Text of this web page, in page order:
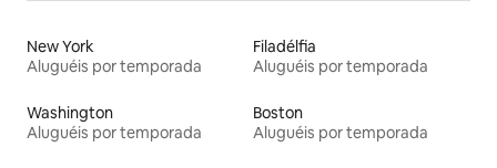
New York
Aluguéis por temporada
Filadélfia
Aluguéis por temporada
Washington
Aluguéis por temporada
Boston
Aluguéis por temporada